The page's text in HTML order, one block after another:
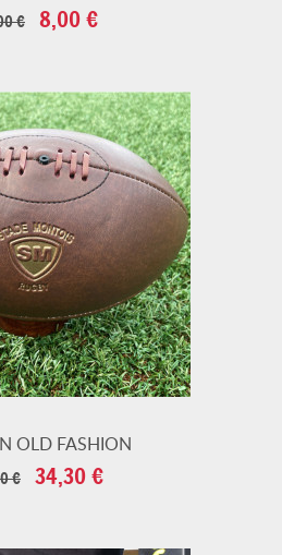
€ Prix
8,00 €
OLD FASHION
€ Prix
34,30 €